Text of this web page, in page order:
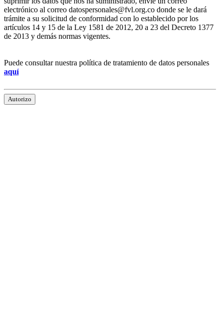
electrónico al correo datospersonales@fvl.org.co donde se le dará
trámite a su solicitud de conformidad con lo establecido por los
artículos 14 y 15 de la Ley 1581 de 2012, 20 a 23 del Decreto 1377
de 2013 y demás normas vigentes.
Puede consultar nuestra política de tratamiento de datos personales
aquí
Autorizo